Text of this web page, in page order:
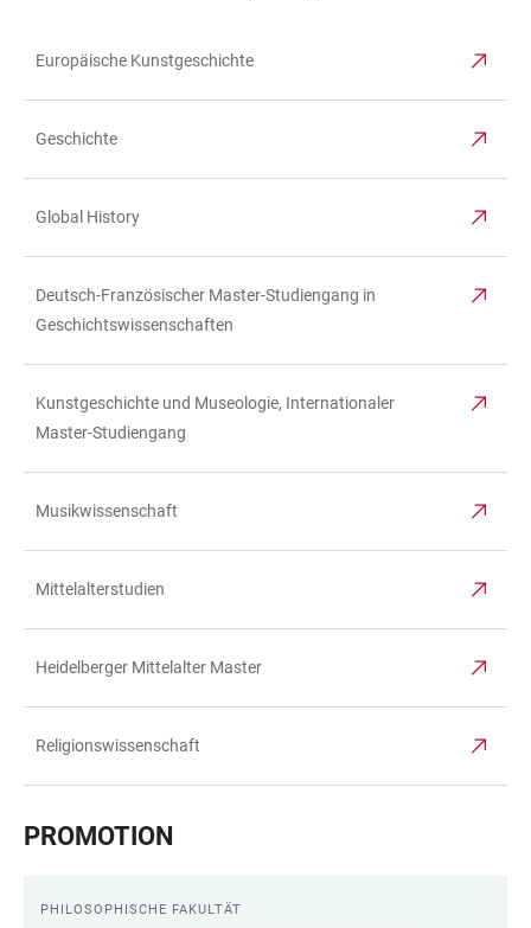
Europäische Kunstgeschichte
Geschichte
Global History
Deutsch-Französischer Master-Studiengang in
Geschichtswissenschaften
Kunstgeschichte und Museologie, Internationaler
Master-Studiengang
Musikwissenschaft
Mittelalterstudien
Heidelberger Mittelalter Master
Religionswissenschaft
PROMOTION
PHILOSOPHISCHE FAKULTÄT